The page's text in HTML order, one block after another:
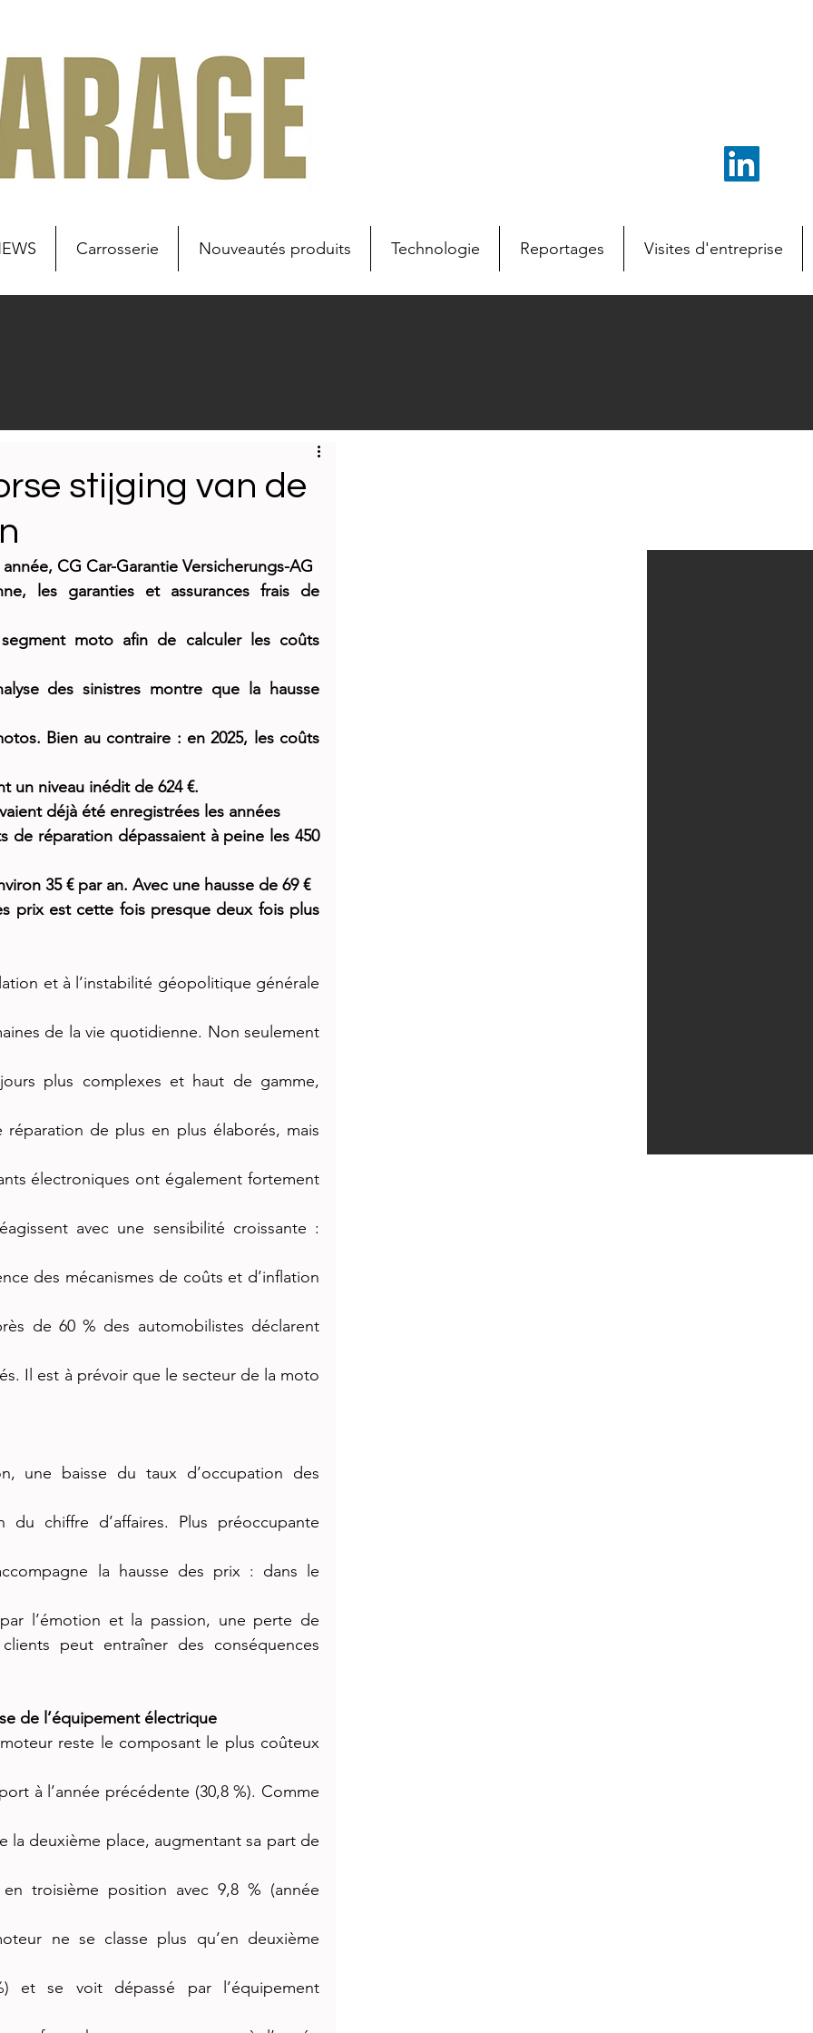
Carrosserie Nouveautés produits Technologie Reportages Visites d'entreprise
stijging van de
CG Car-Garantie Versicherungs-AG
les garanties et assurances frais de
moto afin de calculer les coûts
des sinistres montre que la hausse
Bien au contraire : en 2025, les coûts
un niveau inédit de 624 €.
déjà été enregistrées les années
de réparation dépassaient à peine les 450
35 € par an. Avec une hausse de 69 €
prix est cette fois presque deux fois plus
et à l’instabilité géopolitique générale
de la vie quotidienne. Non seulement
plus complexes et haut de gamme,
de plus en plus élaborés, mais
électroniques ont également fortement
avec une sensibilité croissante :
des mécanismes de coûts et d’inflation
de 60 % des automobilistes déclarent
Il est à prévoir que le secteur de la moto
une baisse du taux d’occupation des
du chiffre d’affaires. Plus préoccupante
la hausse des prix : dans le
l’émotion et la passion, une perte de
peut entraîner des conséquences
de l’équipement électrique
reste le composant le plus coûteux
à l’année précédente (30,8 %). Comme
la deuxième place, augmentant sa part de
troisième position avec 9,8 % (année
ne se classe plus qu’en deuxième
et se voit dépassé par l’équipement